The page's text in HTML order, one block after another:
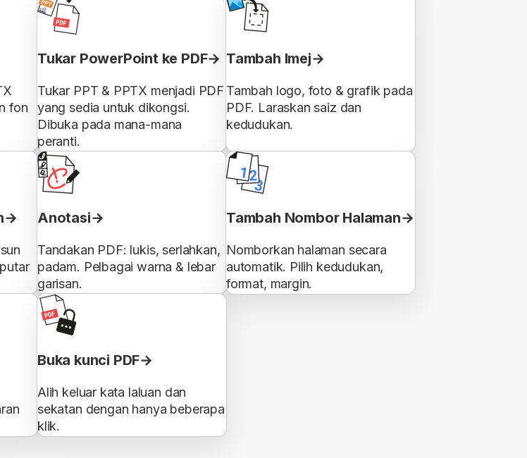
fon
Tukar PowerPoint ke PDF
Tukar PPT & PPTX menjadi PDF
yang sedia untuk dikongsi.
Dibuka pada mana-mana
peranti.
Tambah Imej
Tambah logo, foto & grafik pada
PDF. Laraskan saiz dan
kedudukan.
Anotasi
Tandakan PDF: lukis, serlahkan,
padam. Pelbagai warna & lebar
garisan.
Tambah Nombor Halaman
Nomborkan halaman secara
automatik. Pilih kedudukan,
format, margin.
Buka kunci PDF
Alih keluar kata laluan dan
sekatan dengan hanya beberapa
klik.